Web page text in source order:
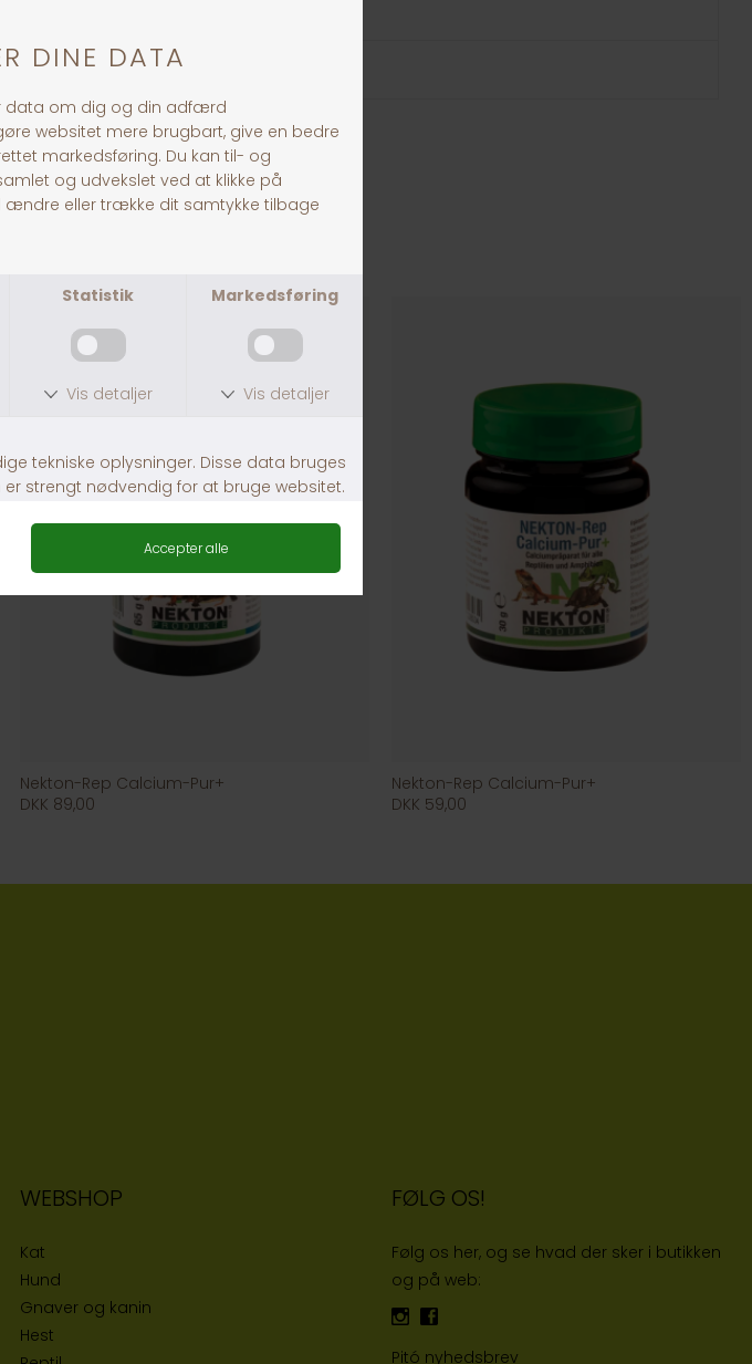
1-3 dages levering
Nekton-Rep Calcium-Pur+
DKK 89,00
Nekton-Rep Calcium-Pur+
DKK 59,00
WEBSHOP
Kat
Hund
Gnaver og kanin
Hest
FØLG OS!
Følg os her, og se hvad der sker i butikken
og på web:
Pitó nyhedsbrev